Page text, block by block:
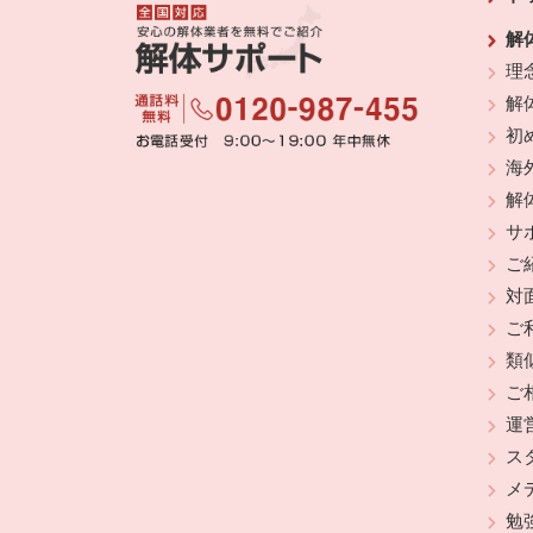
解
理
解
初
海
解
サ
ご
対
ご
類
ご
運
ス
メ
勉